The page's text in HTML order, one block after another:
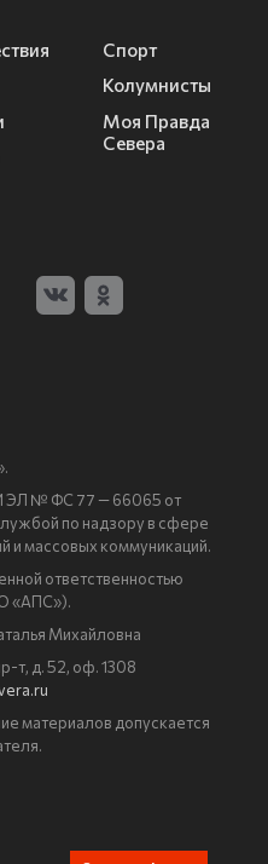
Спорт
Колумнисты
Моя Правда
Севера
ЭЛ № ФС 77 — 66065 от
по надзору в сфере
и массовых коммуникаций.
ответственностью
«АПС»).
Михайловна
т, д. 52, оф. 1308
материалов допускается